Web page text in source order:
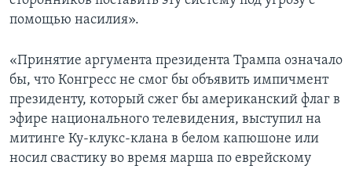
помощью насилия».
«Принятие аргумента президента Трампа означало
бы, что Конгресс не смог бы объявить импичмент
президенту, который сжег бы американский флаг в
эфире национального телевидения, выступил на
митинге Ку-клукс-клана в белом капюшоне или
носил свастику во время марша по еврейскому